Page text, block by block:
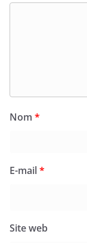
Nom *
E-mail*
Site web